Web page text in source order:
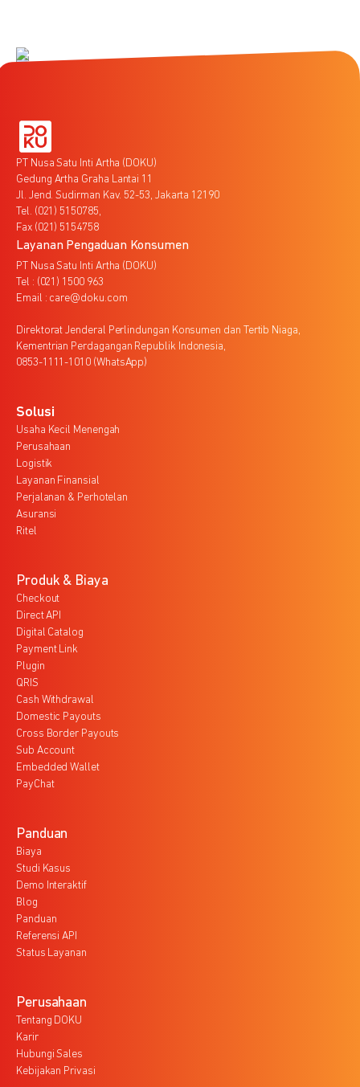
PT Nusa Satu Inti Artha (DOKU)
Gedung Artha Graha Lantai 11
Jl. Jend. Sudirman Kav. 52-53, Jakarta 12190
Tel. (021) 5150785,
Fax (021) 5154758
Layanan Pengaduan Konsumen
PT Nusa Satu Inti Artha (DOKU)
Tel : (021) 1500 963
Email : care@doku.com
Direktorat Jenderal Perlindungan Konsumen dan Tertib Niaga,
Kementrian Perdagangan Republik Indonesia,
0853-1111-1010 (WhatsApp)
Solusi
Usaha Kecil Menengah
Perusahaan
Logistik
Layanan Finansial
Perjalanan & Perhotelan
Asuransi
Ritel
Produk & Biaya
Checkout
Direct API
Digital Catalog
Payment Link
Plugin
QRIS
Cash Withdrawal
Domestic Payouts
Cross Border Payouts
Sub Account
Embedded Wallet
PayChat
Panduan
Biaya
Studi Kasus
Demo Interaktif
Blog
Panduan
Referensi API
Status Layanan
Perusahaan
Tentang DOKU
Karir
Hubungi Sales
Kebijakan Privasi